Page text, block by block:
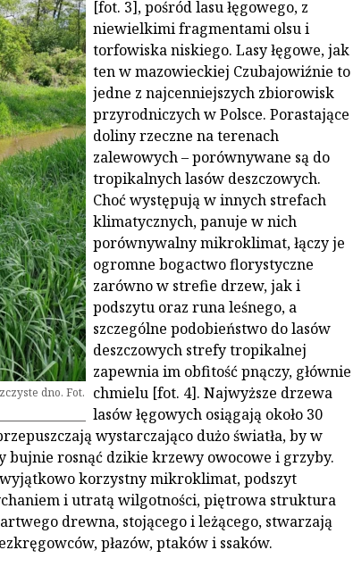
dno. Fot.
[fot. 3], pośród lasu łęgowego, z
niewielkimi fragmentami olsu i
torfowiska niskiego. Lasy łęgowe, jak
ten w mazowieckiej Czubajowiźnie to
jedne z najcenniejszych zbiorowisk
przyrodniczych w Polsce. Porastające
doliny rzeczne na terenach
zalewowych – porównywane są do
tropikalnych lasów deszczowych.
Choć występują w innych strefach
klimatycznych, panuje w nich
porównywalny mikroklimat, łączy je
ogromne bogactwo florystyczne
zarówno w strefie drzew, jak i
podszytu oraz runa leśnego, a
szczególne podobieństwo do lasów
deszczowych strefy tropikalnej
zapewnia im obfitość pnączy, głównie
chmielu [fot. 4]. Najwyższe drzewa
lasów łęgowych osiągają około 30
wystarczająco dużo światła, by w
bujnie rosnąć dzikie krzewy owocowe i grzyby.
korzystny mikroklimat, podszyt
i utratą wilgotności, piętrowa struktura
drewna, stojącego i leżącego, stwarzają
płazów, ptaków i ssaków.